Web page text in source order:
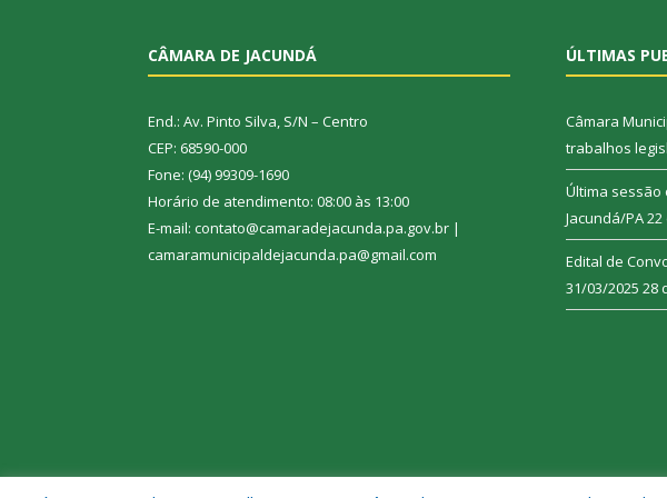
CÂMARA DE JACUNDÁ
End.: Av. Pinto Silva, S/N – Centro
CEP: 68590-000
Fone: (94) 99309-1690
Horário de atendimento: 08:00 às 13:00
E-mail: contato@camaradejacunda.pa.gov.br |
camaramunicipaldejacunda.pa@gmail.com
ÚLTIMAS
Câmara
trabalhos
Última sessão
Jacundá/PA22
Edital de
31/03/2025 28